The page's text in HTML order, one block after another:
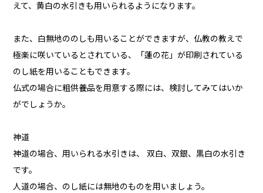
えて、黄白の水引きも用いられるようになります。
また、白無地ののしも用いることができますが、仏教の教えで
極楽に咲いているとされている、「蓮の花」が印刷されている
のし紙を用いることもできます。
仏式の場合に粗供養品を用意する際には、検討してみてはいか
がでしょうか。
神道
神道の場合、用いられる水引きは、 双白、双銀、黒白の水引き
です。
人道の場合、のし紙には無地のものを用いましょう。